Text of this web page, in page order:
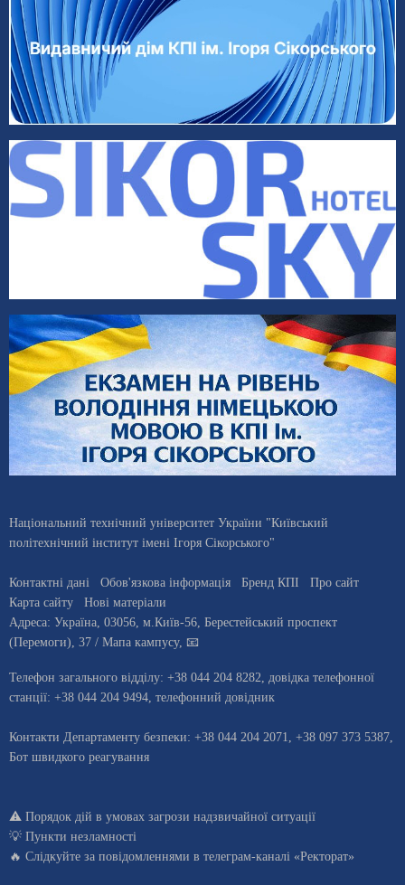
Національний технічний університет України "Київський
політехнічний інститут імені Ігоря Сікорського"
Контактні дані Обов'язкова інформація Бренд КПІ
Про сайт
Карта сайту
Нові матеріали
Адреса: Україна, 03056, м.Київ-56, Берестейський проспект
(Перемоги), 37 / Мапа кампусу, 📧
Телефон загального відділу: +38 044 204 8282 , довiдка телефонної
станцiї: +38 044 204 9494 телефонний довідник
Контакти Департаменту безпеки: +38 044 204 2071, +38 097 373 5387,
Бот швидкого реагування
⚠️ Порядок дій в умовах загрози надзвичайної ситуації
💡 Пункти незламності
🔥 Слідкуйте за повідомленнями в телеграм-каналі «Ректорат»